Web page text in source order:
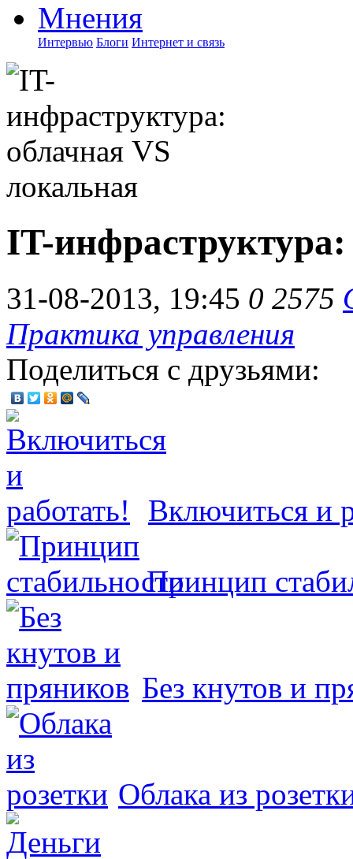
Мнения
Интервью Блоги Интернет и связь
IT-
31-08-2013, 19:45 0 2575
Практика управления
Поделиться с друзьями:
Включиться и
Принцип
Без кнутов и
Облака из